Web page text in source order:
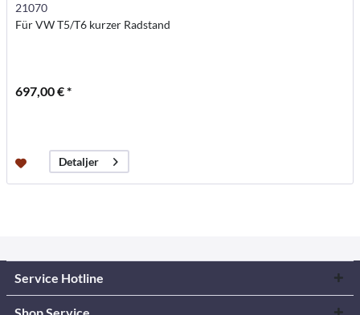
21070
Für VW T5/T6 kurzer Radstand
697,00 € *
Detaljer
Service Hotline
Shop Service